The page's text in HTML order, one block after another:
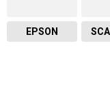
EPSON